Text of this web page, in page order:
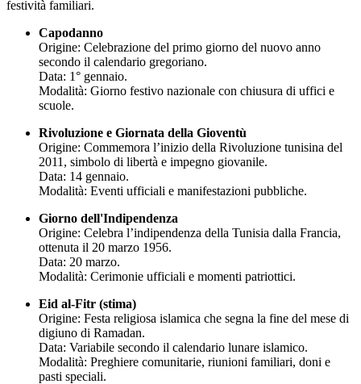
festività familiari.
Capodanno
Origine: Celebrazione del primo giorno del nuovo anno
secondo il calendario gregoriano.
Data: 1° gennaio.
Modalità: Giorno festivo nazionale con chiusura di uffici e
scuole.
Rivoluzione e Giornata della Gioventù
Origine: Commemora l’inizio della Rivoluzione tunisina del
2011, simbolo di libertà e impegno giovanile.
Data: 14 gennaio.
Modalità: Eventi ufficiali e manifestazioni pubbliche.
Giorno dell'Indipendenza
Origine: Celebra l’indipendenza della Tunisia dalla Francia,
ottenuta il 20 marzo 1956.
Data: 20 marzo.
Modalità: Cerimonie ufficiali e momenti patriottici.
Eid al-Fitr (stima)
Origine: Festa religiosa islamica che segna la fine del mese di
digiuno di Ramadan.
Data: Variabile secondo il calendario lunare islamico.
Modalità: Preghiere comunitarie, riunioni familiari, doni e
pasti speciali.